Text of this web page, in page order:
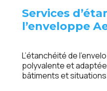
Services
l’enveloppe
L’étanchéité de
polyvalente et
bâtiments et situations